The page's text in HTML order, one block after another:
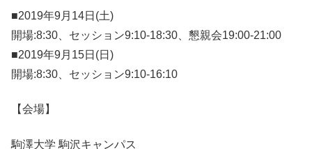
■2019年9月14日(土)
開場:8:30、セッション9:10-18:30、懇親会19:00-21:00
■2019年9月15日(日)
開場:8:30、セッション9:10-16:10
【会場】
駒澤大学 駒沢キャンパス